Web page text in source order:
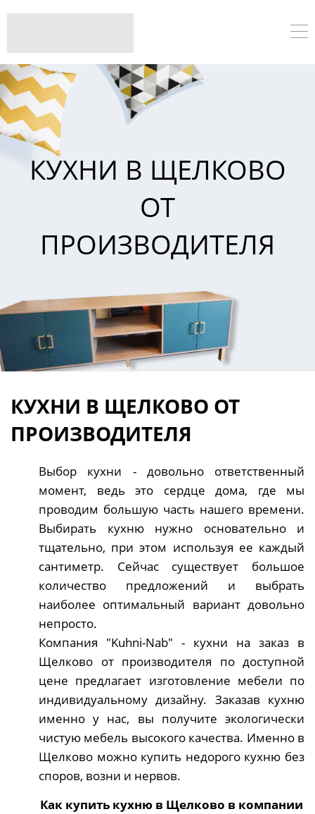
КУХНИ В ЩЕЛКОВО
ОТ
ПРОИЗВОДИТЕЛЯ
КУХНИ В ЩЕЛКОВО ОТ
ПРОИЗВОДИТЕЛЯ
Выбор кухни - довольно ответственный
момент, ведь это сердце дома, где мы
проводим большую часть нашего времени.
Выбирать кухню нужно основательно и
тщательно, при этом используя ее каждый
сантиметр. Сейчас существует большое
количество предложений и выбрать
наиболее оптимальный вариант довольно
непросто.
Компания "Kuhni-Nab" - кухни на заказ в
Щелково от производителя по доступной
цене предлагает изготовление мебели по
индивидуальному дизайну. Заказав кухню
именно у нас, вы получите экологически
чистую мебель высокого качества. Именно в
Щелково можно купить недорого кухню без
споров, возни и нервов.
Как купить кухню в Щелково в компании